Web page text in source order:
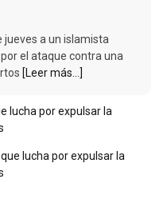
jueves a un islamista
el ataque contra una
[Leer más...]
lucha por expulsar la